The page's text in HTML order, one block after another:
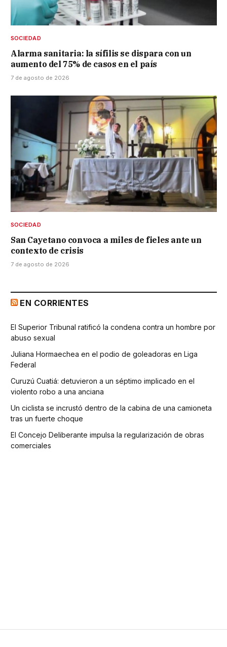
SOCIEDAD
Alarma sanitaria: la sífilis se dispara con un
aumento del 75% de casos en el país
7 de agosto de 2026
SOCIEDAD
San Cayetano convoca a miles de fieles ante un
contexto de crisis
7 de agosto de 2026
EN CORRIENTES
El Superior Tribunal ratificó la condena contra un hombre por
abuso sexual
Juliana Hormaechea en el podio de goleadoras en Liga
Federal
Curuzú Cuatiá: detuvieron a un séptimo implicado en el
violento robo a una anciana
Un ciclista se incrustó dentro de la cabina de una camioneta
tras un fuerte choque
El Concejo Deliberante impulsa la regularización de obras
comerciales